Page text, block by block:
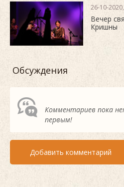
26-10-
Вечер
Кришны
Обсуждения
Комментариев пока
первым!
Добавить комментарий